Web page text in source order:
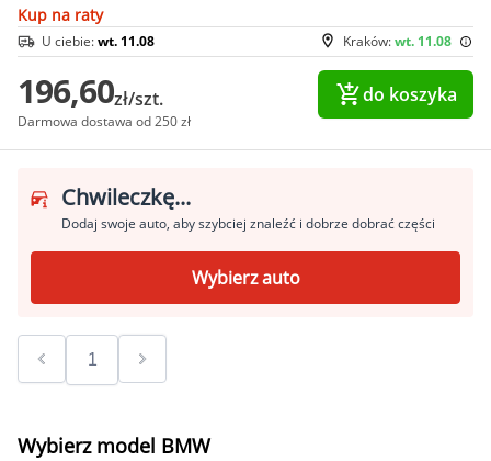
Kup na raty
Kraków:wt. 11.08
U ciebie:wt. 11.08
196,60zł/szt.
Darmowa dostawa od 250 zł
do koszyka
Chwileczkę...
Dodaj swoje auto, aby szybciej znaleźć i dobrze dobrać części
Wybierz auto
Wybierz model BMW